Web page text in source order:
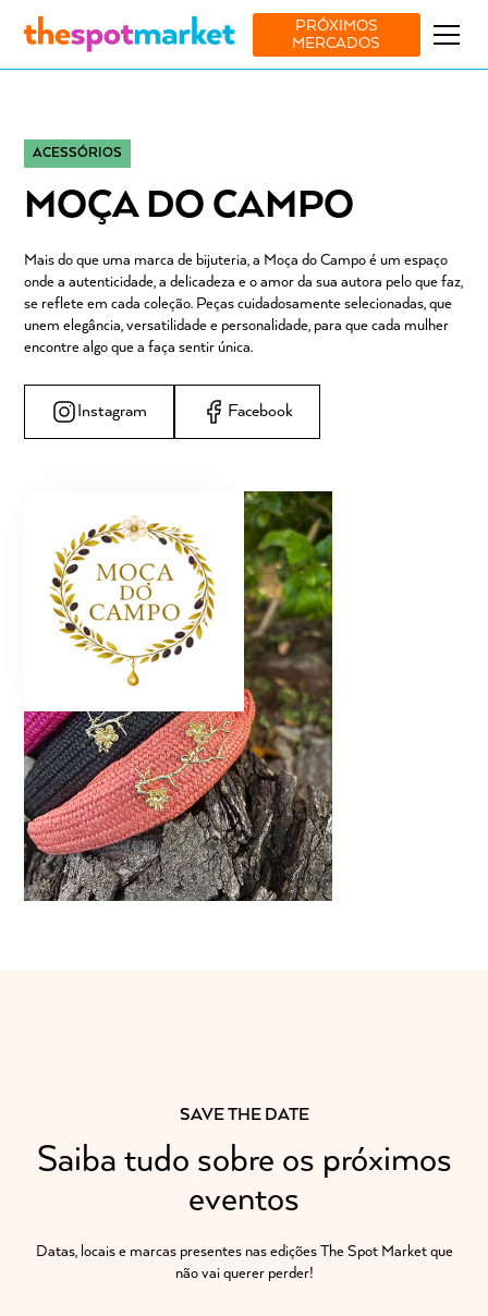
PRÓXIMOS
MERCADOS
ACESSÓRIOS
MOÇA DO CAMPO
Mais do que uma marca de bijuteria, a Moça do Campo é um espaço
onde a autenticidade, a delicadeza e o amor da sua autora pelo que faz,
se reflete em cada coleção. Peças cuidadosamente selecionadas, que
unem elegância, versatilidade e personalidade, para que cada mulher
encontre algo que a faça sentir única.
Instagram Facebook
SAVE THE DATE
Saiba tudo sobre os próximos
eventos
Datas, locais e marcas presentes nas edições The Spot Market que
não vai querer perder!